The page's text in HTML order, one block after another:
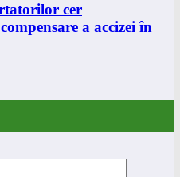
cer
a accizei în